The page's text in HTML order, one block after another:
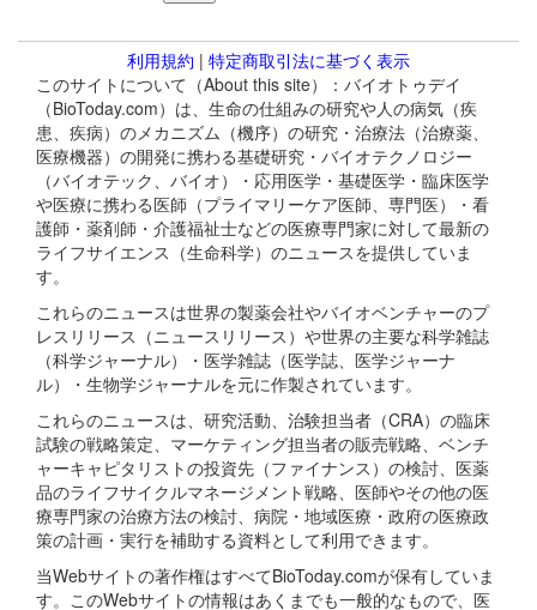
利用規約 | 特定商取引法に基づく表示
このサイトについて（About this site）：バイオトゥデイ
（BioToday.com）は、生命の仕組みの研究や人の病気（疾
患、疾病）のメカニズム（機序）の研究・治療法（治療薬、
医療機器）の開発に携わる基礎研究・バイオテクノロジー
（バイオテック、バイオ）・応用医学・基礎医学・臨床医学
や医療に携わる医師（プライマリーケア医師、専門医）・看
護師・薬剤師・介護福祉士などの医療専門家に対して最新の
ライフサイエンス（生命科学）のニュースを提供していま
す。
これらのニュースは世界の製薬会社やバイオベンチャーのプ
レスリリース（ニュースリリース）や世界の主要な科学雑誌
（科学ジャーナル）・医学雑誌（医学誌、医学ジャーナ
ル）・生物学ジャーナルを元に作製されています。
これらのニュースは、研究活動、治験担当者（CRA）の臨床
試験の戦略策定、マーケティング担当者の販売戦略、ベンチ
ャーキャピタリストの投資先（ファイナンス）の検討、医薬
品のライフサイクルマネージメント戦略、医師やその他の医
療専門家の治療方法の検討、病院・地域医療・政府の医療政
策の計画・実行を補助する資料として利用できます。
当Webサイトの著作権はすべてBioToday.comが保有していま
す。このWebサイトの情報はあくまでも一般的なもので、医